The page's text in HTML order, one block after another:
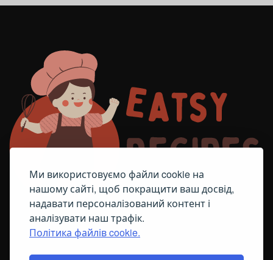
Ми використовуємо файли cookie на
нашому сайті, щоб покращити ваш досвід,
надавати персоналізований контент і
аналізувати наш трафік.
Політика файлів cookie.